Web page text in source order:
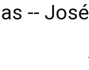
-- José